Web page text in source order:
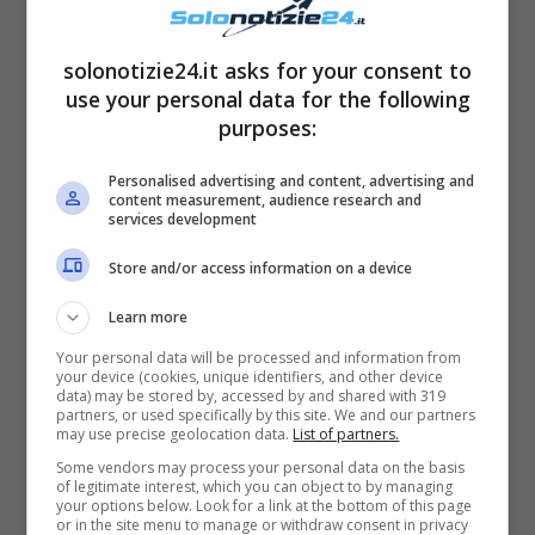
Maddalena Corvaglia solonotizie
Maddalena Corvaglia: tutto su
di lei e il motivo per il quale è
tornata in Italia
La bella Maddalena Corvaglia, dopo la rottura
del suo matrimonio con Steve Burns, ha
deciso di dedicarsi a sé e a sua figlia.
Accantonando per un po’ i suoi impegni
solonotizie24.it asks for your consent to
use your personal data for the following
purposes:
Personalised advertising and content, advertising and
content measurement, audience research and
services development
Store and/or access information on a device
Learn more
Your personal data will be processed and information from
your device (cookies, unique identifiers, and other device
data) may be stored by, accessed by and shared with 319
partners, or used specifically by this site. We and our partners
may use precise geolocation data. List of partners.
Some vendors may process your personal data on the basis
of legitimate interest, which you can object to by managing
your options below. Look for a link at the bottom of this page
or in the site menu to manage or withdraw consent in privacy